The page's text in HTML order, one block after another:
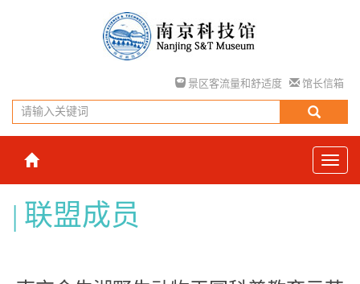
景区客流量和舒适度 馆长信箱
联盟成员